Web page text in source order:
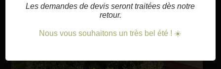
Les demandes de devis seront traitées dès notre
retour.
Nous vous souhaitons un très bel été ! ☀️